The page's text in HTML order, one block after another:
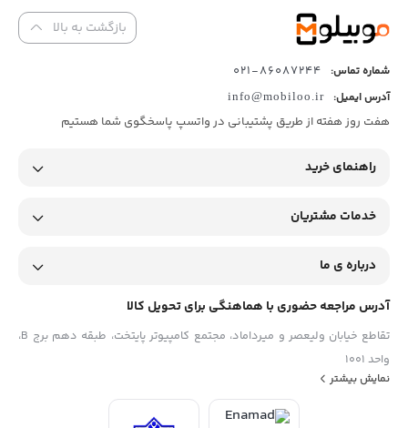
بازگشت به بالا
شماره تماس: 86087244-021
آدرس ایمیل: info@mobiloo.ir
هفت روز هفته از طریق پشتیبانی در واتسپ پاسخگوی شما هستیم
راهنمای خرید
خدمات مشتریان
درباره ی ما
آدرس مراجعه حضوری با هماهنگی برای تحویل کالا
تقاطع خیابان ولیعصر و میرداماد، مجتمع کامپیوتر پایتخت، طبقه دهم برج B،
واحد 1001
نمایش بیشتر